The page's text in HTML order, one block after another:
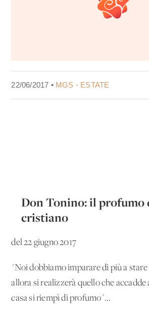
22/06/2017 • MGS - ESTATE
Don Tonino: il profumo
cristiano
del 22 giugno 2017
"Noi dobbiamo imparare di più a
allora si realizzerà quello che
casa si riempì di profumo"...